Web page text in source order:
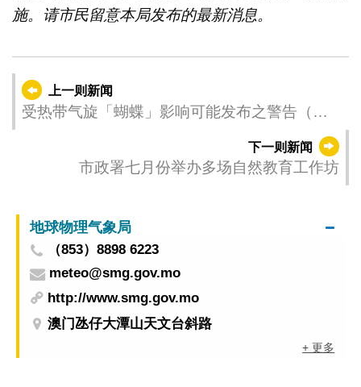
施。请市民留意本局发布的最新消息。
上一则新闻
受热带气旋「蝴蝶」影响可能发布之警告（更
下一则新闻
市政署七月份举办多场自然教育工作坊
地球物理气象局
（853）8898 6223
meteo@smg.gov.mo
http://www.smg.gov.mo
澳门氹仔大潭山天文台斜路
+ 更多